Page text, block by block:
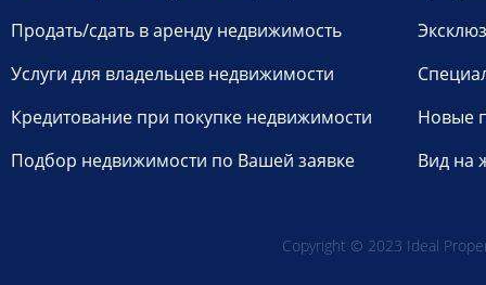
Продать/сдать в аренду недвижимость
Услуги для владельцев недвижимости
Кредитование при покупке недвижимости
Подбор недвижимости по Вашей заявке
Новые
Вид на
Copyright © 2023 Ideal